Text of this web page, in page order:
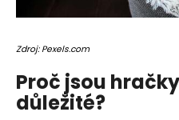
Zdroj: Pexels.com
Proč jsou
důležité?
e